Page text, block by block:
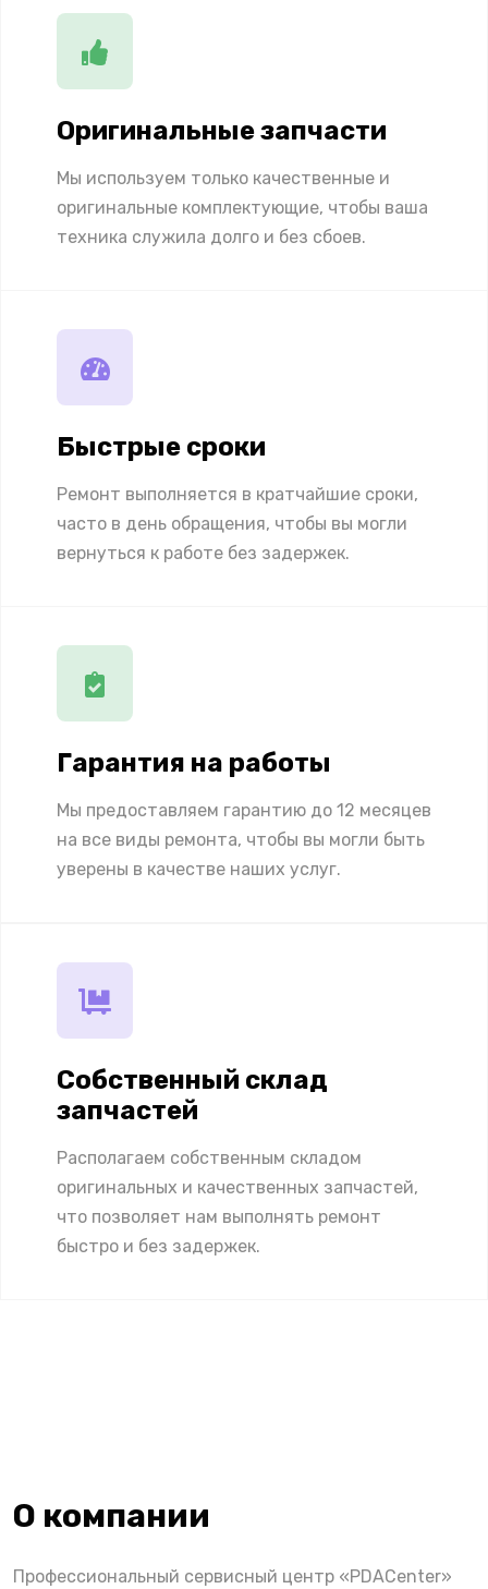
Оригинальные запчасти
Мы используем только качественные и
оригинальные комплектующие, чтобы ваша
техника служила долго и без сбоев.
Быстрые сроки
Ремонт выполняется в кратчайшие сроки,
часто в день обращения, чтобы вы могли
вернуться к работе без задержек.
Гарантия на работы
Мы предоставляем гарантию до 12 месяцев
на все виды ремонта, чтобы вы могли быть
уверены в качестве наших услуг.
Собственный склад
запчастей
Располагаем собственным складом
оригинальных и качественных запчастей,
что позволяет нам выполнять ремонт
быстро и без задержек.
О компании
Профессиональный сервисный центр «PDACenter»